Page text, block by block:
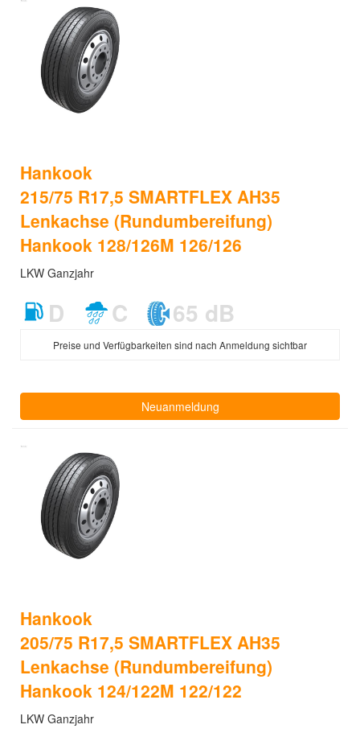
Hankook
215/75 R17,5 SMARTFLEX AH35
Lenkachse (Rundumbereifung)
Hankook 128/126M 126/126
LKW Ganzjahr
D C 65 dB
Preise und Verfügbarkeiten sind nach Anmeldung sichtbar
Neuanmeldung
Hankook
205/75 R17,5 SMARTFLEX AH35
Lenkachse (Rundumbereifung)
Hankook 124/122M 122/122
LKW Ganzjahr